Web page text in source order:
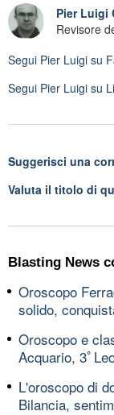
Pier Luigi
Revisore
Segui Pier Luigi su
Segui Pier Luigi su
Suggerisci una
Valuta il titolo di
Blasting News
Oroscopo
solido,
Oroscopo e
Acquario, 3ﾟ
L'oroscopo di
Bilancia,